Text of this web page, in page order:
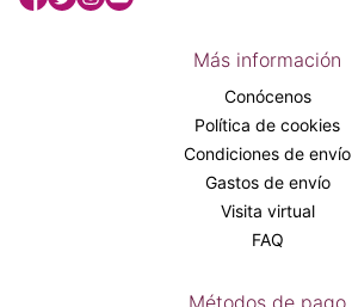
Más información
Conócenos
Política de cookies
Condiciones de envío
Gastos de envío
Visita virtual
FAQ
Métodos de pago